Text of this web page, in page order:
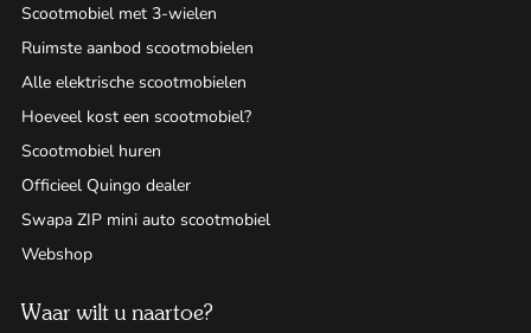
Scootmobiel met 3-wielen
Ruimste aanbod scootmobielen
Alle elektrische scootmobielen
Hoeveel kost een scootmobiel?
Scootmobiel huren
Officieel Quingo dealer
Swapa ZIP mini auto scootmobiel
Webshop
Waar wilt u naartoe?